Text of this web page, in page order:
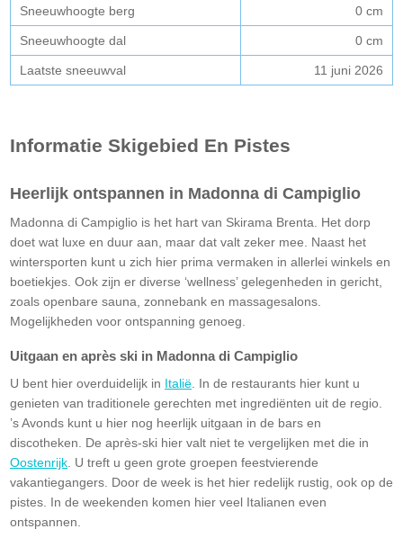
Sneeuwhoogte berg 0 cm
Sneeuwhoogte dal 0 cm
Laatste sneeuwval 11 juni 2026
Informatie Skigebied En Pistes
Heerlijk ontspannen in Madonna di Campiglio
Madonna di Campiglio is het hart van Skirama Brenta. Het dorp
doet wat luxe en duur aan, maar dat valt zeker mee. Naast het
wintersporten kunt u zich hier prima vermaken in allerlei winkels en
boetiekjes. Ook zijn er diverse ‘wellness’ gelegenheden in gericht,
zoals openbare sauna, zonnebank en massagesalons.
Mogelijkheden voor ontspanning genoeg.
Uitgaan en après ski in Madonna di Campiglio
U bent hier overduidelijk in Italië . In de restaurants hier kunt u
genieten van traditionele gerechten met ingrediënten uit de regio.
’s Avonds kunt u hier nog heerlijk uitgaan in de bars en
discotheken. De après-ski hier valt niet te vergelijken met die in
Oostenrijk . U treft u geen grote groepen feestvierende
vakantiegangers. Door de week is het hier redelijk rustig, ook op de
pistes. In de weekenden komen hier veel Italianen even
ontspannen.